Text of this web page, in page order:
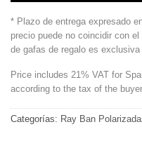
* Plazo de entrega expresado
precio puede no coincidir con
de gafas de regalo es exclusiva
Price includes 21% VAT for
according to the tax of the
Categorías: Ray Ban